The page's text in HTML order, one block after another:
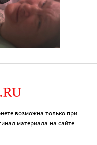
возможна только при
материала на сайте